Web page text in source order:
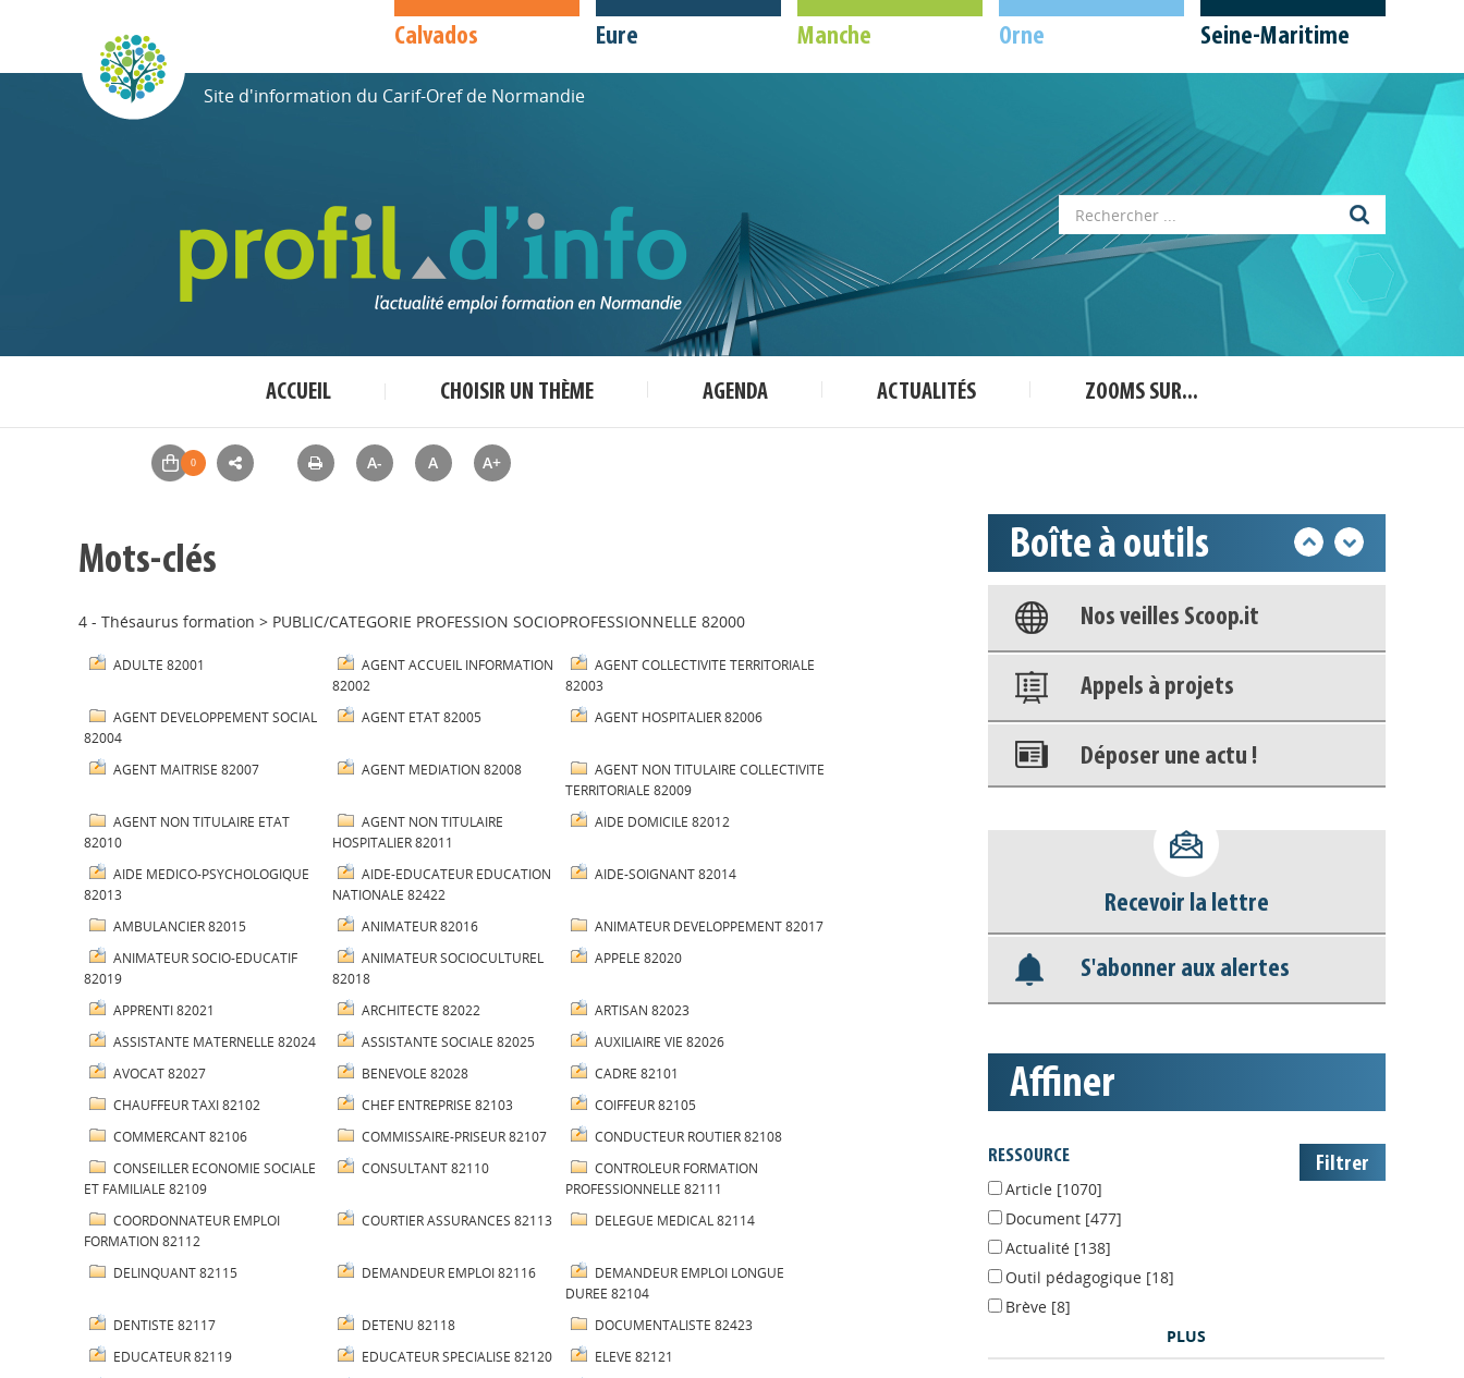
Calvados Eure Manche Orne Seine-Maritime
Site d'information du Carif-Oref de Normandie
ACCUEIL CHOISIR UN THÈME AGENDA ACTUALITÉS ZOOMS SUR...
A- A A+
Mots-clés
4 - Thésaurus formation > PUBLIC/CATEGORIE PROFESSION SOCIOPROFESSIONNELLE 82000
ADULTE 82001
AGENT ACCUEIL INFORMATION
82002
AGENT COLLECTIVITE TERRITORIALE
82003
AGENT DEVELOPPEMENT SOCIAL
82004
AGENT ETAT 82005 AGENT HOSPITALIER 82006
AGENT MAITRISE 82007 AGENT MEDIATION 82008
AGENT NON TITULAIRE COLLECTIVITE
TERRITORIALE 82009
AGENT NON TITULAIRE ETAT
82010
AGENT NON TITULAIRE
HOSPITALIER 82011
AIDE DOMICILE 82012
AIDE MEDICO-PSYCHOLOGIQUE
82013
AIDE-EDUCATEUR EDUCATION
NATIONALE 82422
AIDE-SOIGNANT 82014
AMBULANCIER 82015 ANIMATEUR 82016
ANIMATEUR DEVELOPPEMENT 82017
ANIMATEUR SOCIO-EDUCATIF
82019
ANIMATEUR SOCIOCULTUREL
82018
APPELE 82020
APPRENTI 82021 ARCHITECTE 82022
ARTISAN 82023
ASSISTANTE MATERNELLE 82024
ASSISTANTE SOCIALE 82025
AUXILIAIRE VIE 82026
AVOCAT 82027
BENEVOLE 82028
CADRE 82101
CHAUFFEUR TAXI 82102
CHEF ENTREPRISE 82103
COIFFEUR 82105
COMMERCANT 82106
COMMISSAIRE-PRISEUR 82107
CONDUCTEUR ROUTIER 82108
CONSEILLER ECONOMIE SOCIALE
ET FAMILIALE 82109
CONSULTANT 82110
CONTROLEUR FORMATION
PROFESSIONNELLE 82111
COORDONNATEUR EMPLOI
FORMATION 82112
COURTIER ASSURANCES 82113 DELEGUE MEDICAL 82114
DELINQUANT 82115 DEMANDEUR EMPLOI 82116
DEMANDEUR EMPLOI LONGUE
DUREE 82104
DENTISTE 82117
DETENU 82118
DOCUMENTALISTE 82423
EDUCATEUR 82119
EDUCATEUR SPECIALISE 82120
ELEVE 82121
Boîte à outils
Appels à projets
Déposer une actu !
déconnecter)
Nos veilles Scoop.it
Appels à projets
Déposer une actu !
Accéder à son compte - (Se
déconnecter)
Base documentaire
Nos veilles Scoop.it
Appels à projets
affiner
RESSOURCE
Article
[1070]
Document [477]
Actualité [138]
Outil pédagogique
PLUS